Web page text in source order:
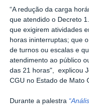
“A redução da carga
que atendido o Decreto
que exigirem atividades
horas ininterruptas; que
de turnos ou escalas e
atendimento ao público
das 21 horas", explicou
CGU no Estado de Mato
Durante a palestra